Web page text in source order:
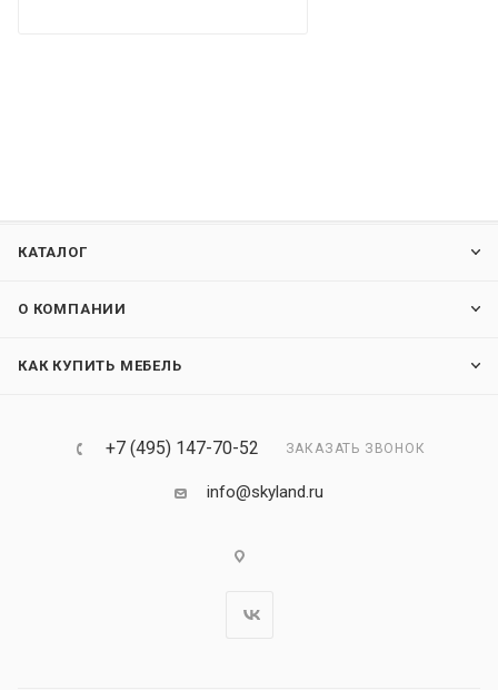
КАТАЛОГ
О КОМПАНИИ
КАК КУПИТЬ МЕБЕЛЬ
+7 (495) 147-70-52 ЗАКАЗАТЬ ЗВОНОК
info@skyland.ru